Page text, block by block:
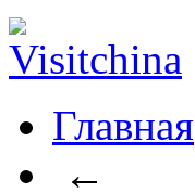
Главная
←